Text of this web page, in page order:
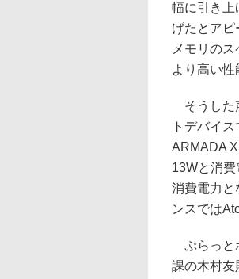
幅に引き上
げたとア
メモリの
より高い性
そうした
トデバイ
ARMADA
13Wと消
消費電力と
ンスでは
ぷらっと
課の木村友